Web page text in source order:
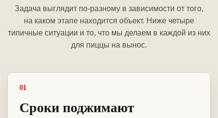
Задача выглядит по-разному в зависимости от того,
на каком этапе находится объект. Ниже четыре
типичные ситуации и то, что мы делаем в каждой из них
для пиццы на вынос.
01
Сроки поджимают